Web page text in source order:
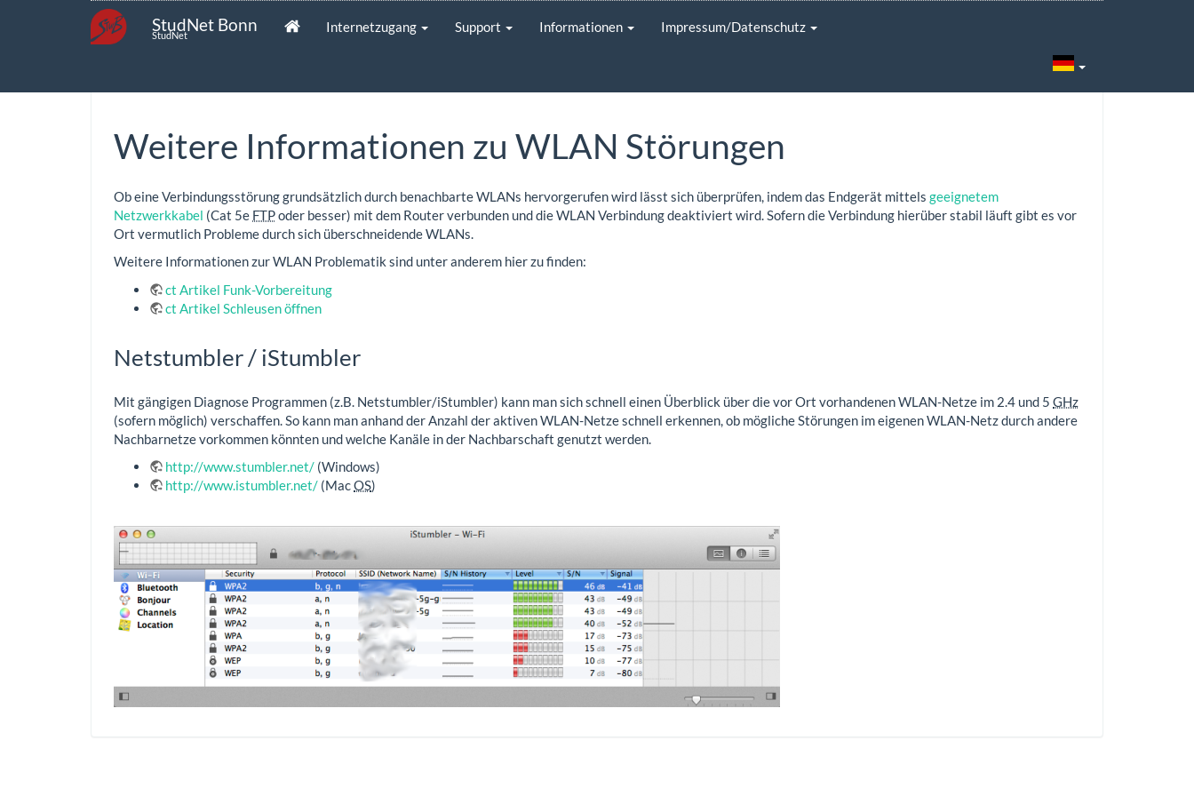
StudNet Bonn
StudNet
Internetzugang Support Informationen Impressum/Datenschutz
Weitere Informationen zu WLAN Störungen
Ob eine Verbindungsstörung grundsätzlich durch benachbarte WLANs hervorgerufen wird lässt sich überprüfen, indem das Endgerät mittels geeignetem
Netzwerkkabel (Cat 5e FTPoder besser) mit dem Router verbunden und die WLAN Verbindung deaktiviert wird. Sofern die Verbindung hierüber stabil läuft gibt es vor
Ort vermutlich Probleme durch sich überschneidende WLANs.
Weitere Informationen zur WLAN Problematik sind unter anderem hier zu finden:
ct Artikel Funk-Vorbereitung
ct Artikel Schleusen öffnen
Netstumbler / iStumbler
Mit gängigen Diagnose Programmen (z.B. Netstumbler/iStumbler) kann man sich schnell einen Überblick über die vor Ort vorhandenen WLAN-Netze im 2.4 und 5 GHz
(sofern möglich) verschaffen. So kann man anhand der Anzahl der aktiven WLAN-Netze schnell erkennen, ob mögliche Störungen im eigenen WLAN-Netz durch andere
Nachbarnetze vorkommen könnten und welche Kanäle in der Nachbarschaft genutzt werden.
http://www.stumbler.net/ (Windows)
http://www.istumbler.net/ (MacOS)